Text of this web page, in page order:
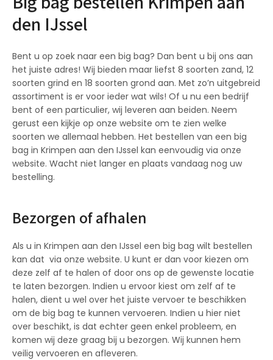
den IJssel
Bent u op zoek naar een big bag? Dan bent u bij ons aan
het juiste adres! Wij bieden maar liefst 8 soorten zand, 12
soorten grind en 18 soorten grond aan. Met zo’n uitgebreid
assortiment is er voor ieder wat wils! Of u nu een bedrijf
bent of een particulier, wij leveren aan beiden. Neem
gerust een kijkje op onze website om te zien welke
soorten we allemaal hebben. Het bestellen van een big
bag in Krimpen aan den IJssel kan eenvoudig via onze
website. Wacht niet langer en plaats vandaag nog uw
bestelling.
Bezorgen of afhalen
Als u in Krimpen aan den IJssel een big bag wilt bestellen
kan dat via onze website. U kunt er dan voor kiezen om
deze zelf af te halen of door ons op de gewenste locatie
te laten bezorgen. Indien u ervoor kiest om zelf af te
halen, dient u wel over het juiste vervoer te beschikken
om de big bag te kunnen vervoeren. Indien u hier niet
over beschikt, is dat echter geen enkel probleem, en
komen wij deze graag bij u bezorgen. Wij kunnen hem
veilig vervoeren en afleveren.